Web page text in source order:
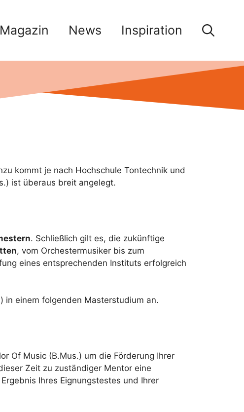
Magazin News Inspiration
kommt je nach Hochschule Tontechnik und
ist überaus breit angelegt.
. Schließlich gilt es, die zukünftige
, vom Orchestermusiker bis zum
eines entsprechenden Instituts erfolgreich
in einem folgenden Masterstudium an.
Of Music (B.Mus.) um die Förderung Ihrer
Zeit zu zuständiger Mentor eine
Ihres Eignungstestes und Ihrer